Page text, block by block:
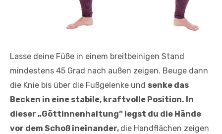
Lasse deine Füße in einem breitbeinigen Stand
mindestens 45 Grad nach außen zeigen. Beuge dann
die Knie bis über die Fußgelenke und senke das
Becken in eine stabile, kraftvolle Position. In
dieser „Göttinnenhaltung“ legst du die Hände
vor dem Schoß ineinander, die Handflächen zeigen